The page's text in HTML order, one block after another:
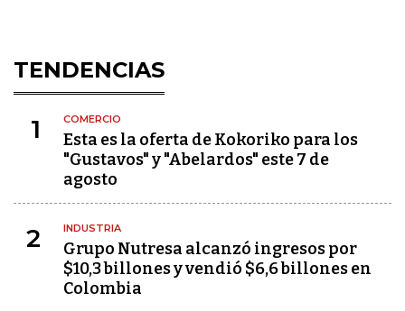
TENDENCIAS
1 COMERCIO
Esta es la oferta de Kokoriko para los
"Gustavos" y "Abelardos" este 7 de
agosto
2 INDUSTRIA
Grupo Nutresa alcanzó ingresos por
$10,3 billones y vendió $6,6 billones en
Colombia